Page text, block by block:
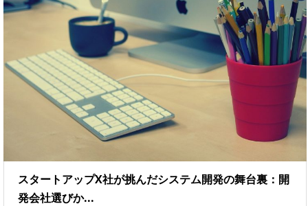
スタートアップX社が挑んだシステム開発の舞台裏：開
発会社選びか...